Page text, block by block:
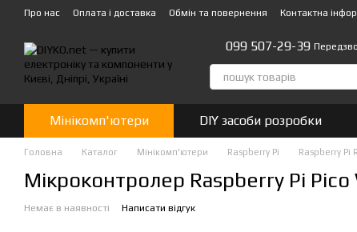
Перейти до основного контенту
Про нас Оплата і доставка Обмін та повернення Контактна
099 507-29-39
Мінікомп'ютери DIY засоби розробки
Головна Каталог Мінікомп'ютери Raspberry Pi Raspberry Pi
Мікроконтролер Raspberry Pi Pico
Немає в наявності Написати відгук